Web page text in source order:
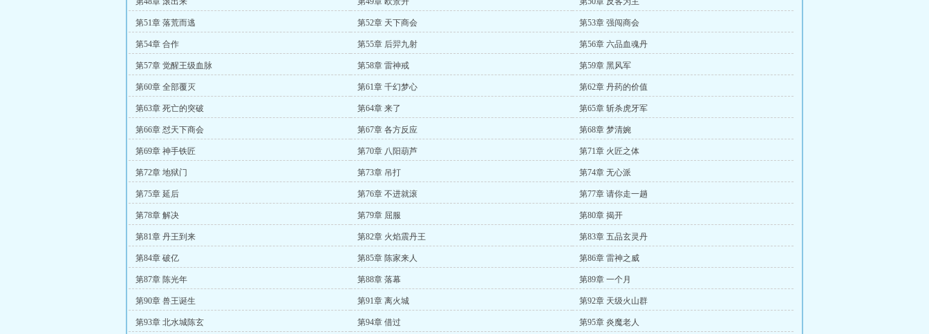
第51章 落荒而逃 第52章 天下商会 第53章 强闯商会
第54章 合作 第55章 后羿九射 第56章 六品血魂丹
第57章 觉醒王级血脉 第58章 雷神戒 第59章 黑风军
第60章 全部覆灭 第61章 千幻梦心 第62章 丹药的价值
第63章 死亡的突破 第64章 来了 第65章 斩杀虎牙军
第66章 怼天下商会 第67章 各方反应 第68章 梦清婉
第69章 神手铁匠 第70章 八阳葫芦 第71章 火匠之体
第72章 地狱门 第73章 吊打 第74章 无心派
第75章 延后 第76章 不进就滚 第77章 请你走一趟
第78章 解决 第79章 屈服 第80章 揭开
第81章 丹王到来 第82章 火焰震丹王 第83章 五品玄灵丹
第84章 破亿 第85章 陈家来人 第86章 雷神之威
第87章 陈光年 第88章 落幕 第89章 一个月
第90章 兽王诞生 第91章 离火城 第92章 天级火山群
第93章 北水城陈玄 第94章 借过 第95章 炎魔老人